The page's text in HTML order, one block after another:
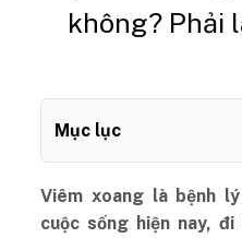
không? Phải
Mục lục
Viêm xoang là bệnh
cuộc sống hiện nay,